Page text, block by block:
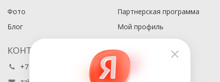
Фото
Блог
Партнерская программа
Мой профиль
КОНТАКТЫ
+7 (495) 486-80-76